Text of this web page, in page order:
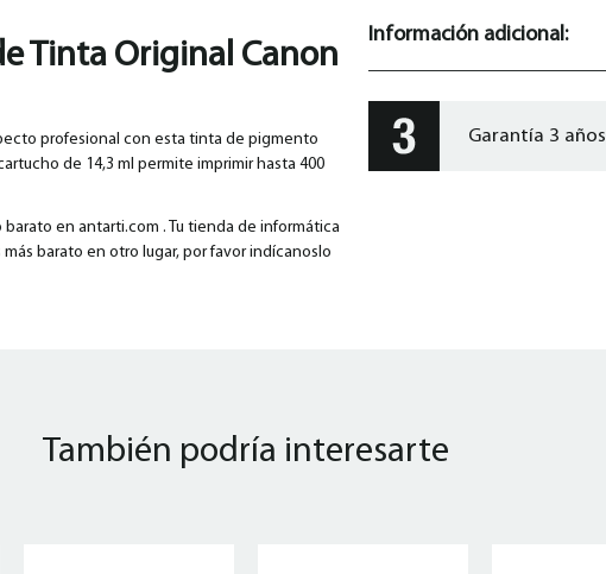
Tinta Original Canon
profesional con esta tinta de pigmento
de 14,3 ml permite imprimir hasta 400
barato en antarti.com . Tu tienda de informática
barato en otro lugar, por favor indícanoslo
Información adicional:
Garantía 3 años
También podría interesarte